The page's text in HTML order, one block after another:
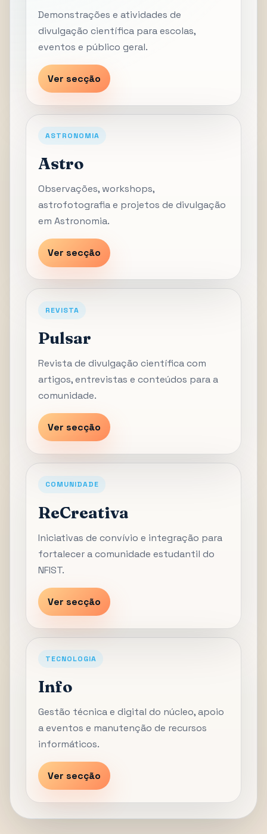
Demonstrações e atividades de
divulgação científica para escolas,
eventos e público geral.
Ver secção
ASTRONOMIA
Astro
Observações, workshops,
astrofotografia e projetos de divulgação
em Astronomia.
Ver secção
REVISTA
Pulsar
Revista de divulgação científica com
artigos, entrevistas e conteúdos para a
comunidade.
Ver secção
COMUNIDADE
ReCreativa
Iniciativas de convívio e integração para
fortalecer a comunidade estudantil do
NFIST.
Ver secção
TECNOLOGIA
Info
Gestão técnica e digital do núcleo, apoio
a eventos e manutenção de recursos
informáticos.
Ver secção